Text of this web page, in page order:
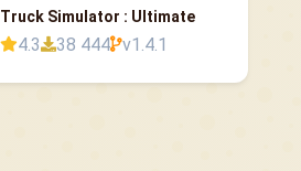
Truck Simulator : Ultimate
4.3 38 444 v1.4.1